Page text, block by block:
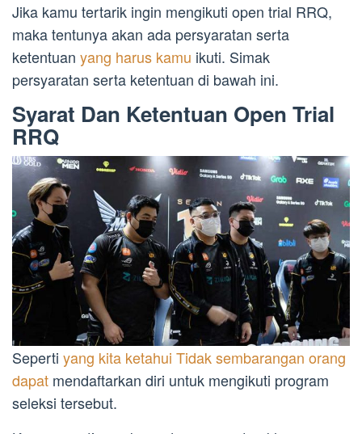
Jika kamu tertarik ingin mengikuti open trial RRQ,
maka tentunya akan ada persyaratan serta
ketentuan yang harus kamu ikuti. Simak
persyaratan serta ketentuan di bawah ini.
Syarat Dan Ketentuan Open Trial
RRQ
Seperti yang kita ketahui Tidak sembarangan orang
dapat mendaftarkan diri untuk mengikuti program
seleksi tersebut.